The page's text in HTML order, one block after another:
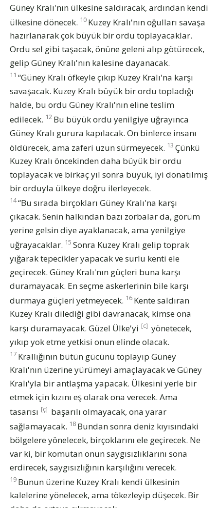
Güney Kralı'nın ülkesine saldıracak, ardından kendi
ülkesine dönecek. 10 Kuzey Kralı'nın oğulları savaşa
hazırlanarak çok büyük bir ordu toplayacaklar.
Ordu sel gibi taşacak, önüne geleni alıp götürecek,
gelip Güney Kralı'nın kalesine dayanacak.
11 “Güney Kralı öfkeyle çıkıp Kuzey Kralı'na karşı
savaşacak. Kuzey Kralı büyük bir ordu topladığı
halde, bu ordu Güney Kralı'nın eline teslim
edilecek. 12 Bu büyük ordu yenilgiye uğrayınca
Güney Kralı gurura kapılacak. On binlerce insanı
öldürecek, ama zaferi uzun sürmeyecek. 13 Çünkü
Kuzey Kralı öncekinden daha büyük bir ordu
toplayacak ve birkaç yıl sonra büyük, iyi donatılmış
bir orduyla ülkeye doğru ilerleyecek.
14“Bu sırada birçokları Güney Kralı'na karşı
çıkacak. Senin halkından bazı zorbalar da, görüm
yerine gelsin diye ayaklanacak, ama yenilgiye
uğrayacaklar. 15 Sonra Kuzey Kralı gelip toprak
yığarak tepecikler yapacak ve surlu kenti ele
geçirecek. Güney Kralı'nın güçleri buna karşı
duramayacak. En seçme askerlerinin bile karşı
durmaya güçleri yetmeyecek. 16 Kente saldıran
Kuzey Kralı dilediği gibi davranacak, kimse ona
karşı duramayacak. Güzel Ülke'yi [c] yönetecek,
yıkıp yok etme yetkisi onun elinde olacak.
17 Krallığının bütün gücünü toplayıp Güney
Kralı'nın üzerine yürümeyi amaçlayacak ve Güney
Kralı'yla bir antlaşma yapacak. Ülkesini yerle bir
etmek için kızını eş olarak ona verecek. Ama
tasarısı [ç] başarılı olmayacak, ona yarar
sağlamayacak. 18 Bundan sonra deniz kıyısındaki
bölgelere yönelecek, birçoklarını ele geçirecek. Ne
var ki, bir komutan onun saygısızlıklarını sona
erdirecek, saygısızlığının karşılığını verecek.
19 Bunun üzerine Kuzey Kralı kendi ülkesinin
kalelerine yönelecek, ama tökezleyip düşecek. Bir